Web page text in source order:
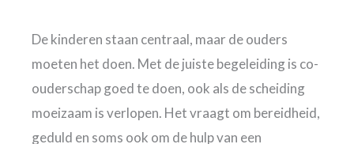
De kinderen staan centraal, maar de ouders
moeten het doen. Met de juiste begeleiding is co-
ouderschap goed te doen, ook als de scheiding
moeizaam is verlopen. Het vraagt om bereidheid,
geduld en soms ook om de hulp van een